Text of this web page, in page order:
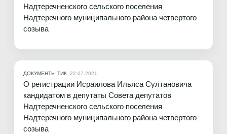
Надтеречненского сельского поселения
Надтеречного муниципального района четвертого
созыва
ДОКУМЕНТЫ ТИК 22.07.2021
О регистрации Исраилова Ильяса Султановича
кандидатом в депутаты Совета депутатов
Надтеречненского сельского поселения
Надтеречного муниципального района четвертого
созыва